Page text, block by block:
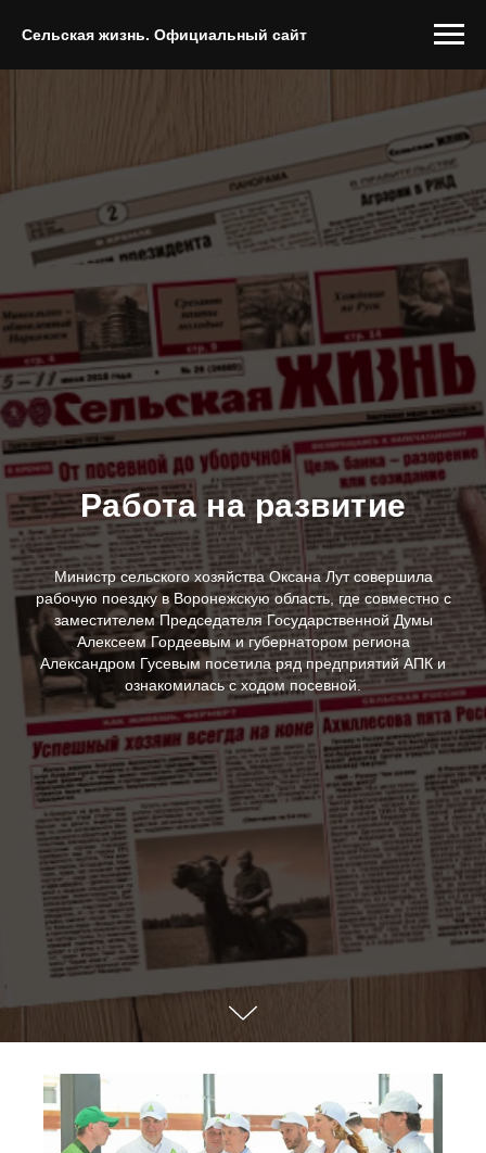
Сельская жизнь. Официальный сайт
Работа на развитие
Министр сельского хозяйства Оксана Лут совершила
рабочую поездку в Воронежскую область, где совместно с
заместителем Председателя Государственной Думы
Алексеем Гордеевым и губернатором региона
Александром Гусевым посетила ряд предприятий АПК и
ознакомилась с ходом посевной.